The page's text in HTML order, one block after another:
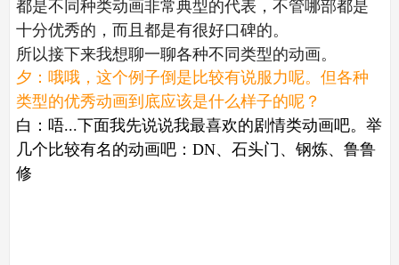
都是不同种类动画非常典型的代表，不管哪部都是
十分优秀的，而且都是有很好口碑的。
所以接下来我想聊一聊各种不同类型的动画。
夕：哦哦，这个例子倒是比较有说服力呢。但各种
类型的优秀动画到底应该是什么样子的呢？
白：唔...下面我先说说我最喜欢的剧情类动画吧。举
几个比较有名的动画吧：DN、石头门、钢炼、鲁鲁
修